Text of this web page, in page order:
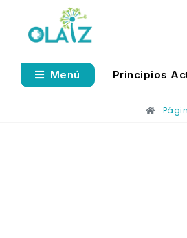
Menú Principios